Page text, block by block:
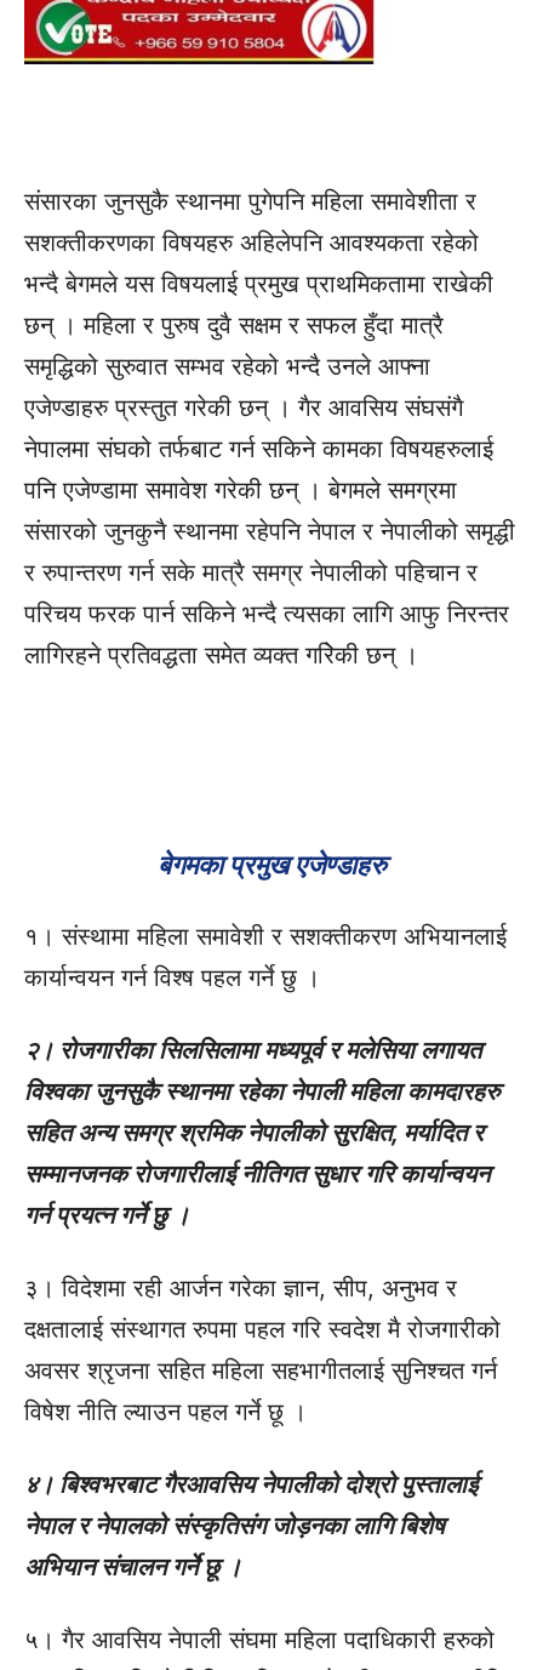
संसारका जुनसुकै स्थानमा पुगेपनि महिला समावेशीता र
सशक्तीकरणका विषयहरु अहिलेपनि आवश्यकता रहेको
भन्दै बेगमले यस विषयलाई प्रमुख प्राथमिकतामा राखेकी
छन् । महिला र पुरुष दुवै सक्षम र सफल हुँदा मात्रै
समृद्धिको सुरुवात सम्भव रहेको भन्दै उनले आफ्ना
एजेण्डाहरु प्रस्तुत गरेकी छन् । गैर आवसिय संघसंगै
नेपालमा संघको तर्फबाट गर्न सकिने कामका विषयहरुलाई
पनि एजेण्डामा समावेश गरेकी छन् । बेगमले समग्रमा
संसारको जुनकुनै स्थानमा रहेपनि नेपाल र नेपालीको समृद्धी
र रुपान्तरण गर्न सके मात्रै समग्र नेपालीको पहिचान र
परिचय फरक पार्न सकिने भन्दै त्यसका लागि आफु निरन्तर
लागिरहने प्रतिवद्धता समेत व्यक्त गरिेकी छन् ।
बेगमका प्रमुख एजेण्डाहरु
१। संस्थामा महिला समावेशी र सशक्तीकरण अभियानलाई
कार्यान्वयन गर्न विश्ष पहल गर्ने छु ।
२। रोजगारीका सिलसिलामा मध्यपूर्व र मलेसिया लगायत
विश्वका जुनसुकै स्थानमा रहेका नेपाली महिला कामदारहरु
सहित अन्य समग्र श्रमिक नेपालीको सुरक्षित, मर्यादित र
सम्मानजनक रोजगारीलाई नीतिगत सुधार गरि कार्यान्वयन
गर्न प्रयत्न गर्ने छु ।
३। विदेशमा रही आर्जन गरेका ज्ञान, सीप, अनुभव र
दक्षतालाई संस्थागत रुपमा पहल गरि स्वदेश मै रोजगारीको
अवसर श्रृजना सहित महिला सहभागीतलाई सुनिश्चत गर्न
विषेश नीति ल्याउन पहल गर्ने छू ।
४। बिश्वभरबाट गैरआवसिय नेपालीको दोश्रो पुस्तालाई
नेपाल र नेपालको संस्कृतिसंग जोड़नका लागि बिशेष
अभियान संचालन गर्ने छू ।
५। गैर आवसिय नेपाली संघमा महिला पदाधिकारी हरुको